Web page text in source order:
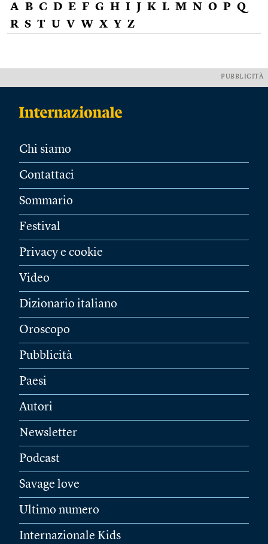
A B C D E F G H I J K L M N O P Q
R S T U V W X Y Z
PUBBLICITÀ
Chi siamo
Contattaci
Sommario
Festival
Privacy e cookie
Video
Dizionario italiano
Oroscopo
Pubblicità
Paesi
Autori
Newsletter
Podcast
Savage love
Ultimo numero
Internazionale Kids